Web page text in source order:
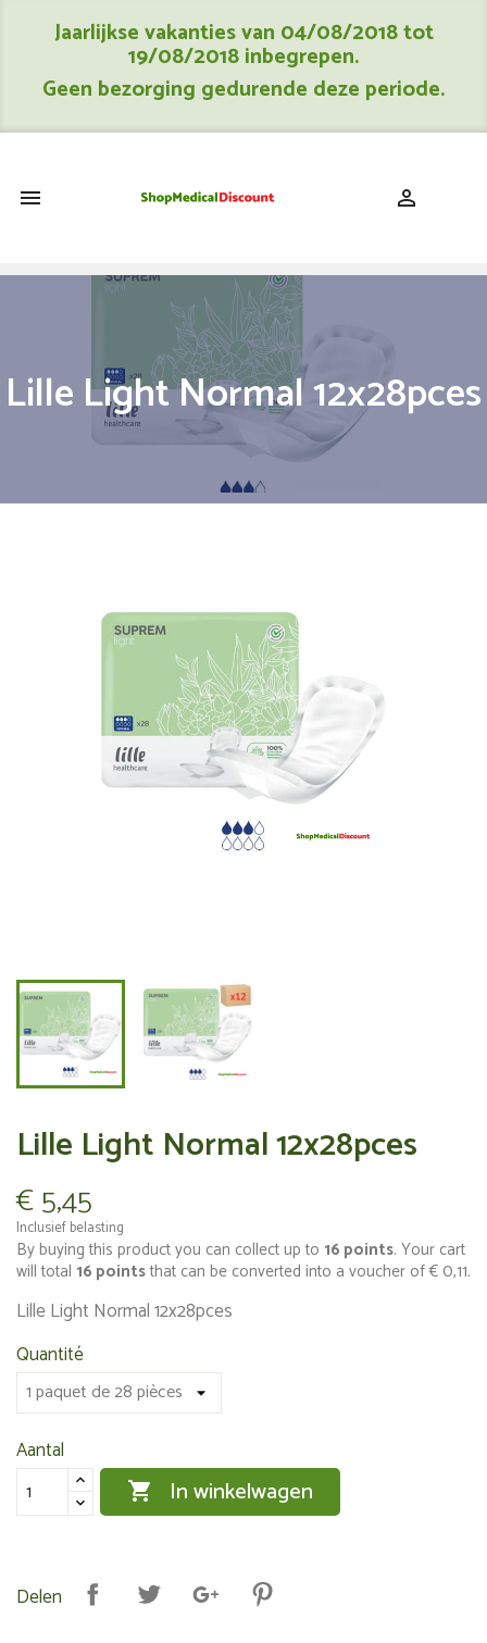
Jaarlijkse vakanties van 04/08/2018 tot
19/08/2018 inbegrepen.
Geen bezorging gedurende deze periode.
 
Lille Light Normal 12x28pces
Lille Light Normal 12x28pces
€ 5,45
Inclusief belasting
By buying this product you can collect up to 16 points. Your cart
will total 16 pointsthat can be converted into a voucher of€ 0,11.
Lille Light Normal 12x28pces
Quantité
Aantal
 In winkelwagen
Delen